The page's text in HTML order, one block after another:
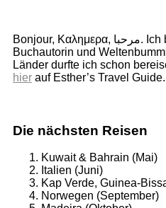
Bonjour, Καλημερα, مرحبا. Ich bin Esther, Fotografin,
Buchautorin und
Länder durfte ich schon
hier auf Esther’s Travel Guide.
Die nächsten Reisen
Kuwait & Bahrain (Mai)
Italien (Juni)
Kap Verde, Guinea-
Norwegen (September)